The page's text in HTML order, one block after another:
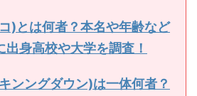
)とは何者？本名や年齢など
身高校や大学を調査！
ンングダウン)は一体何者？